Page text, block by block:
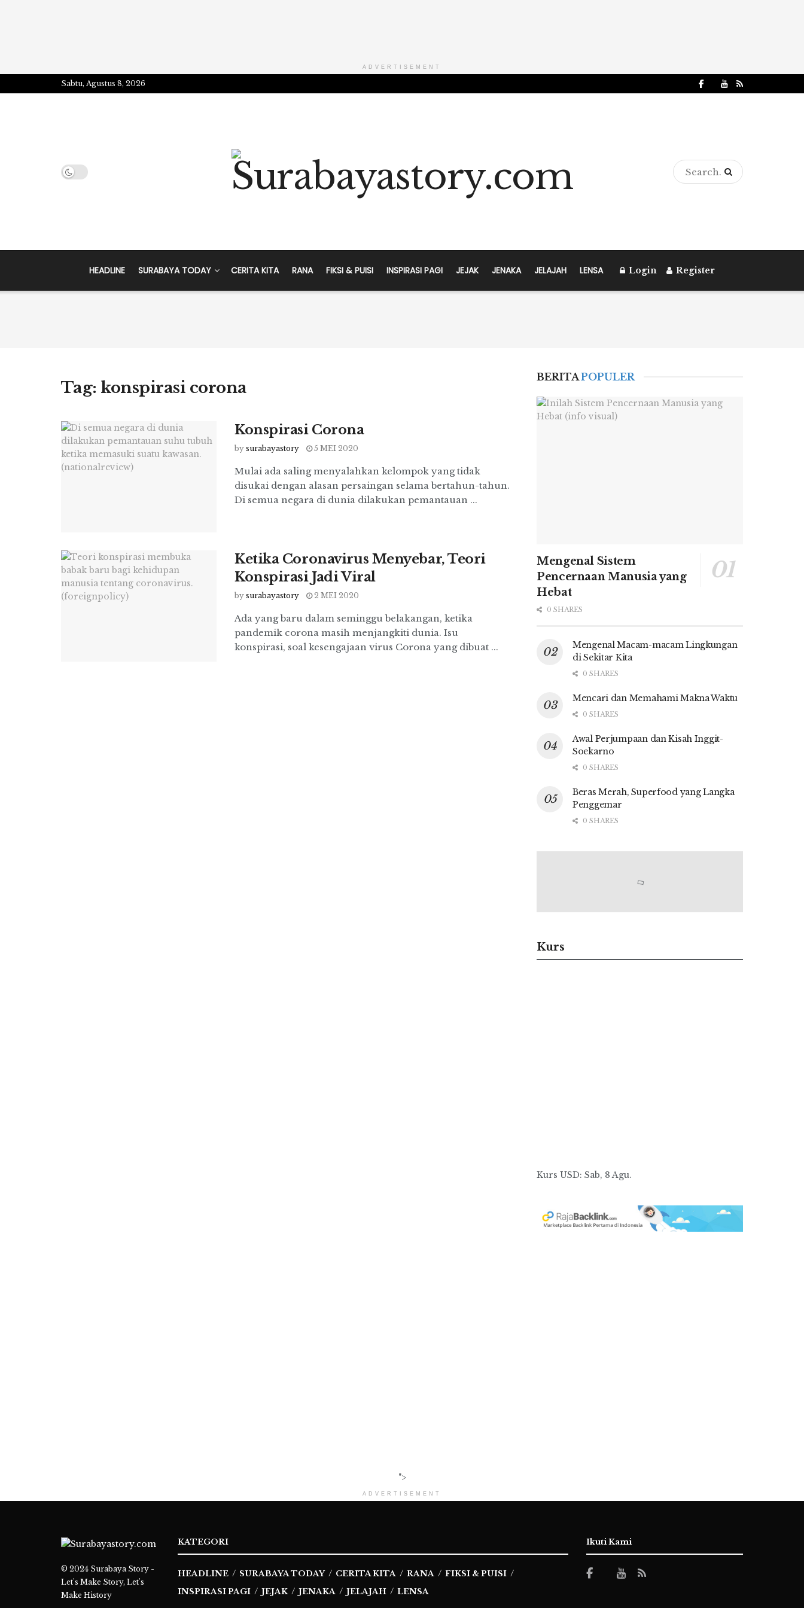
ADVERTISEMENT
Sabtu, Agustus 8, 2026
HEADLINE SURABAYA TODAY CERITA KITA RANA FIKSI & PUISI INSPIRASI PAGI JEJAK JENAKA JELAJAH LENSA Login Register
Tag: konspirasi corona
Konspirasi Corona
by surabayastory 5 MEI 2020
Mulai ada saling menyalahkan kelompok yang tidak
disukai dengan alasan persaingan selama bertahun-tahun.
Di semua negara di dunia dilakukan pemantauan ...
Ketika Coronavirus Menyebar, Teori
Konspirasi Jadi Viral
by surabayastory 2 MEI 2020
Ada yang baru dalam seminggu belakangan, ketika
pandemik corona masih menjangkiti dunia. Isu
konspirasi, soal kesengajaan virus Corona yang dibuat ...
BERITAPOPULER
Mengenal Sistem
Pencernaan Manusia yang
Hebat
0 SHARES
Mengenal Macam-macam Lingkungan
di Sekitar Kita
0 SHARES
Mencari dan Memahami Makna Waktu
0 SHARES
Awal Perjumpaan dan Kisah Inggit-
Soekarno
0 SHARES
Beras Merah, Superfood yang Langka
Penggemar
0 SHARES
Kurs
Kurs USD: Sab, 8 Agu.
">
ADVERTISEMENT
© 2024 Surabaya Story -
Let's Make Story, Let's
Make History
KATEGORI
HEADLINE SURABAYA TODAY CERITA KITA RANA
FIKSI & PUISI
INSPIRASI PAGI
JEJAK JENAKA JELAJAH LENSA
Ikuti Kami